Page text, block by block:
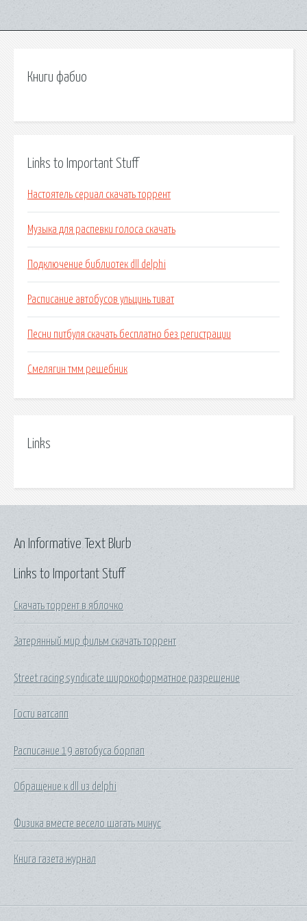
Книги фабио
Links to Important Stuff
Настоятель сериал скачать торрент
Музыка для распевки голоса скачать
Подключение библиотек dll delphi
Расписание автобусов ульцинь тиват
Песни питбуля скачать бесплатно без регистрации
Смелягин тмм решебник
Links
Links to Important Stuff
Скачать торрент в яблочко
Затерянный мир фильм скачать торрент
Street racing syndicate широкоформатное разрешение
Гости ватсапп
Расписание 19 автобуса борпап
Обращение к dll из delphi
Физика вместе весело шагать минус
Книга газета журнал
An Informative Text Blurb